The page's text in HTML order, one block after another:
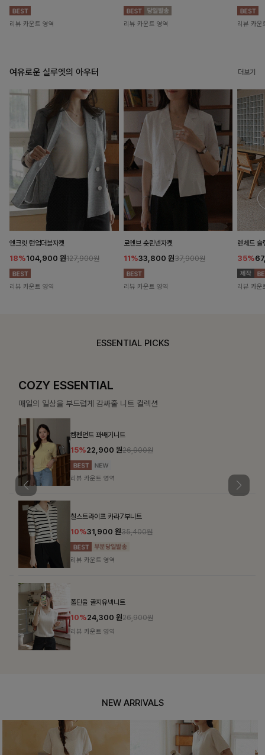
리뷰 카운트 영역 리뷰 카운트 영역 리뷰 카운
여유로운 실루엣의 아우터 더보기
엔크릿 턴업더블자켓
18%104,900 원127,900원
리뷰 카운트 영역
로엔브 숏린넨자켓
11%33,800 원37,900원
리뷰 카운트 영역
렌체드
35%
리뷰 카운
ESSENTIAL PICKS
COZY ESSENTIAL
매일의 일상을 부드럽게 감싸줄 니트 컬렉션
켐펜던트 꽈배기니트
15%22,900원 26,900원
리뷰 카운트 영역
칠스트라이프 카라7부니트
10%31,900원 35,400원
리뷰 카운트 영역
폴딘울 골지유넥니트
10%24,300원 26,900원
리뷰 카운트 영역
NEW ARRIVALS